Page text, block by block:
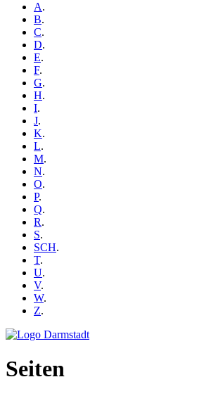
A.
B.
C.
D.
E.
F.
G.
H.
I.
J.
K.
L.
M.
N.
O.
P.
Q.
R.
S.
SCH.
T.
U.
V.
W.
Z.
Seiten